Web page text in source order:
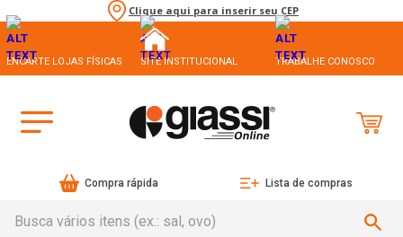
Clique aqui para inserir seu CEP
ENCARTE LOJAS FÍSICAS SITE INSTITUCIONAL TRABALHE CONOSCO
Compra rápida Lista de compras